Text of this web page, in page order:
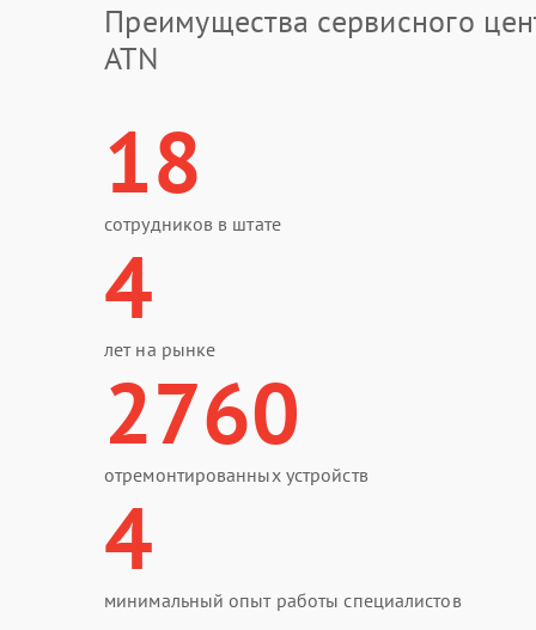
Преимущества сервисного
ATN
18
сотрудников в штате
4
лет на рынке
2760
отремонтированных устройств
4
минимальный опыт работы специалистов